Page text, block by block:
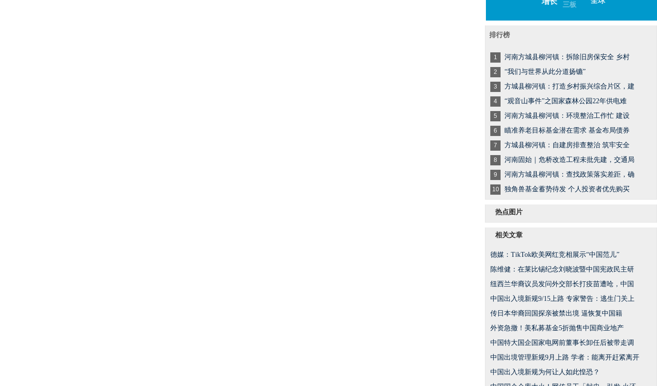
三板
排行榜
1 河南方城县柳河镇：拆除旧房保安全 乡村
2 “我们与世界从此分道扬镳”
3 方城县柳河镇：打造乡村振兴综合片区，建
4 “观音山事件”之国家森林公园22年供电难
5 河南方城县柳河镇：环境整治工作忙 建设
6 瞄准养老目标基金潜在需求 基金布局债券
7 方城县柳河镇：自建房排查整治 筑牢安全
8 河南固始｜危桥改造工程未批先建，交通局
9 河南方城县柳河镇：查找政策落实差距，确
10 独角兽基金蓄势待发 个人投资者优先购买
热点图片
相关文章
德媒：TikTok欧美网红竞相展示“中国范儿”
陈维健：在莱比锡纪念刘晓波暨中国宪政民主研
纽西兰华裔议员发问外交部长打疫苗遭呛，中国
中国出入境新规9/15上路 专家警告：逃生门关上
传日本华裔回国探亲被禁出境 逼恢复中国籍
外资急撤！美私募基金5折抛售中国商业地产
中国特大国企国家电网前董事长卸任后被带走调
中国出境管理新规9月上路 学者：能离开赶紧离开
中国出入境新规为何让人如此惶恐？